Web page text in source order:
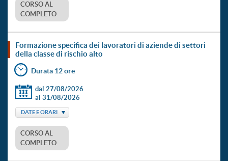
CORSO AL
COMPLETO
formazione specifica dei lavoratori di aziende di settori
della classe di rischio alto
Durata 12 ore
dal 27/08/2026
al 31/08/2026
DATE E ORARI
CORSO AL
COMPLETO